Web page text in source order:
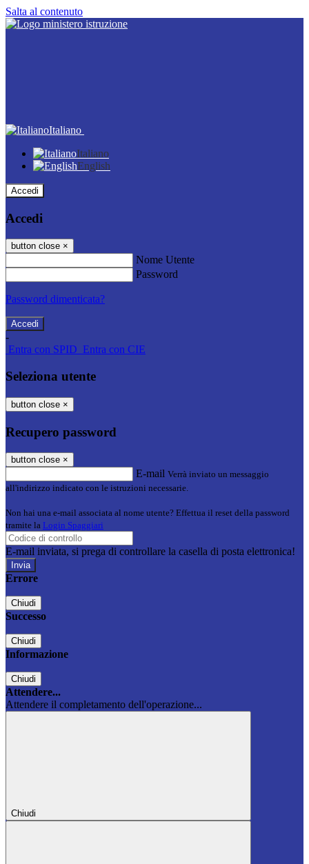
Salta al contenuto
Italiano
Italiano
English
Accedi
Accedi
button close ×
Nome Utente
Password
Password dimenticata?
-
Entra con SPID Entra con CIE
Seleziona utente
button close ×
Recupero password
button close ×
E-mail Verrà inviato un messaggio
all'indirizzo indicato con le istruzioni necessarie.
Non hai una e-mail associata al nome utente? Effettua il reset della password
tramite la Login Spaggiari
E-mail inviata, si prega di controllare la casella di posta elettronica!
Errore
Chiudi
Successo
Chiudi
Informazione
Chiudi
Attendere...
Attendere il completamento dell'operazione...
Chiudi